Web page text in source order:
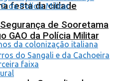
festa da cidade
de Sooretama
GAO da Polícia Militar